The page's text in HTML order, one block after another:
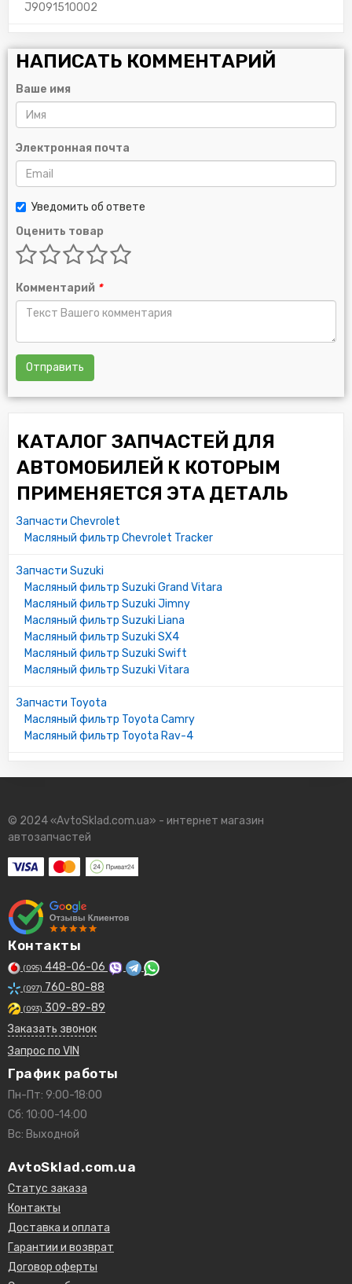
J9091510002
НАПИСАТЬ КОММЕНТАРИЙ
Ваше имя
Электронная почта
Уведомить об ответе
Оценить товар
Комментарий *
Отправить
КАТАЛОГ ЗАПЧАСТЕЙ ДЛЯ
АВТОМОБИЛЕЙ К КОТОРЫМ
ПРИМЕНЯЕТСЯ ЭТА ДЕТАЛЬ
Запчасти Chevrolet
Масляный фильтр Chevrolet Tracker
Запчасти Suzuki
Масляный фильтр Suzuki Grand Vitara
Масляный фильтр Suzuki Jimny
Масляный фильтр Suzuki Liana
Масляный фильтр Suzuki SX4
Масляный фильтр Suzuki Swift
Масляный фильтр Suzuki Vitara
Запчасти Toyota
Масляный фильтр Toyota Camry
Масляный фильтр Toyota Rav-4
© 2024 «AvtoSklad.com.ua» - интернет магазин
автозапчастей
Контакты
(095) 448-06-06
(097) 760-80-88
(093) 309-89-89
Заказать звонок
Запрос по VIN
График работы
Пн-Пт: 9:00-18:00
Сб: 10:00-14:00
Вс: Выходной
AvtoSklad.com.ua
Статус заказа
Контакты
Доставка и оплата
Гарантии и возврат
Договор оферты